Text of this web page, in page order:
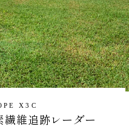
X3C
維追跡レーダー